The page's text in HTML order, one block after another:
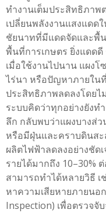
ทำงานเต็มประสิทธิภาพ
เปลี่ยนพลังงานแสงแดด
ชัยนาทที่มีแดดจัดและพื้น
พื้นที่การเกษตร ยิ่งแดด
เมื่อใช้งานไปนาน แผงโ
ไร่นา หรือปัญหาภายใน
ประสิทธิภาพลดลงโดย
ระบบคิดว่าทุกอย่างยังท
ลึก กลับพบว่าแผงบางส่
หรือมีฝุ่นและคราบดินส
ผลิตไฟฟ้าลดลงอย่างชัด
รายได้มากถึง 10–30%
สามารถทำได้หลายวิธี เ
หาความเสียหายภายนอ
Inspection) เพื่อตรวจจั